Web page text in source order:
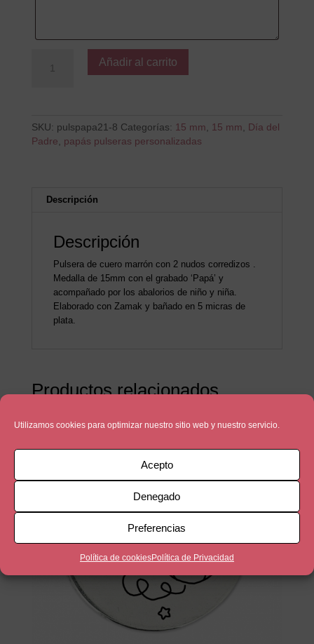
Utilizamos cookies para optimizar nuestro sitio web y nuestro servicio.
Acepto
Denegado
Preferencias
Política de cookiesPolítica de Privacidad
cantidad
Añadir al carrito
SKU: pulspapa21-8 Categorías: 15 mm, 15 mm, Día del
Padre, papás pulseras personalizadas
Descripción
Descripción
Pulsera de cuero marrón con 2 nudos corredizos .
Medalla de 15mm con el grabado ‘Papá’ y
acompañado por los abalorios de niño y niña.
Elaborado con Zamak y bañado en 5 micras de
plata.
Productos relacionados